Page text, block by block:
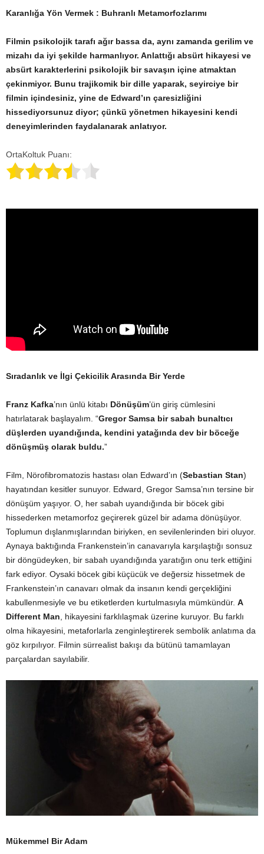
Karanlığa Yön Vermek : Buhranlı Metamorfozlarımı
Filmin psikolojik tarafı ağır bassa da, aynı zamanda gerilim ve
mizahı da iyi şekilde harmanlıyor. Anlattığı absürt hikayesi ve
absürt karakterlerini psikolojik bir savaşın içine atmaktan
çekinmiyor. Bunu trajikomik bir dille yaparak, seyirciye bir
filmin içindesiniz, yine de Edward’ın çaresizliğini
hissediyorsunuz diyor; çünkü yönetmen hikayesini kendi
deneyimlerinden faydalanarak anlatıyor.
OrtaKoltuk Puanı:
Sıradanlık ve İlgi Çekicilik Arasında Bir Yerde
Franz Kafka’nın ünlü kitabı Dönüşüm’ün giriş cümlesini
hatırlatarak başlayalım. “Gregor Samsa bir sabah bunaltıcı
düşlerden uyandığında, kendini yatağında dev bir böceğe
dönüşmüş olarak buldu.”
Film, Nörofibromatozis hastası olan Edward’ın (Sebastian Stan)
hayatından kesitler sunuyor. Edward, Gregor Samsa’nın tersine bir
dönüşüm yaşıyor. O, her sabah uyandığında bir böcek gibi
hissederken metamorfoz geçirerek güzel bir adama dönüşüyor.
Toplumun dışlanmışlarından biriyken, en sevilenlerinden biri oluyor.
Aynaya baktığında Frankenstein’in canavarıyla karşılaştığı sonsuz
bir döngüdeyken, bir sabah uyandığında yaratığın onu terk ettiğini
fark ediyor. Oysaki böcek gibi küçücük ve değersiz hissetmek de
Frankenstein’ın canavarı olmak da insanın kendi gerçekliğini
kabullenmesiyle ve bu etiketlerden kurtulmasıyla mümkündür. A
Different Man , hikayesini farklılaşmak üzerine kuruyor. Bu farklı
olma hikayesini, metaforlarla zenginleştirerek sembolik anlatıma da
göz kırpılıyor. Filmin sürrealist bakışı da bütünü tamamlayan
parçalardan sayılabilir.
Mükemmel Bir Adam